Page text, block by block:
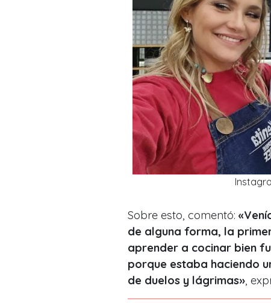
Sobre esto, comentó:
de alguna forma, la
aprender a cocinar bien
porque estaba haciendo
de duelos y lágrimas»,